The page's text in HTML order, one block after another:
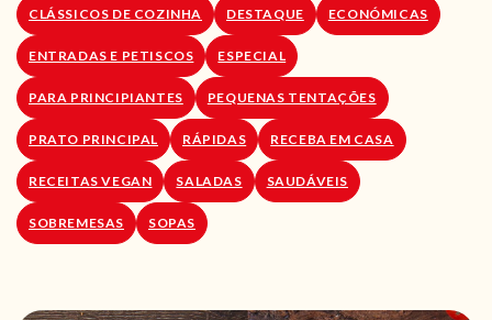
BLOG
CLÁSSICOS DE COZINHA DESTAQUE ECONÓMICAS
ENTRADAS E PETISCOS ESPECIAL
PARA PRINCIPIANTES PEQUENAS TENTAÇÕES
PRATO PRINCIPAL RÁPIDAS RECEBA EM CASA
RECEITAS VEGAN SALADAS SAUDÁVEIS
SOBREMESAS SOPAS